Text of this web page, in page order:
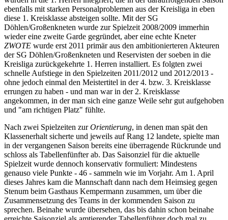
ebenfalls mit starken Personalproblemen aus der Kreisliga in eben
diese 1. Kreisklasse absteigen sollte. Mit der SG
Döhlen/Großenkneten wurde zur Spielzeit 2008/2009 immerhin
wieder eine zweite Garde gegründet, aber eine echte Kneter
ZWOTE wurde erst 2011 primär aus den ambitionierteren Akteuren
der SG Döhlen/Großenkneten und Reservisten der soeben in die
Kreisliga zurückgekehrte 1. Herren installiert. Es folgten zwei
schnelle Aufstiege in den Spielzeiten 2011/2012 und 2012/2013 -
ohne jedoch einmal den Meistertitel in der 4. bzw. 3. Kreisklasse
errungen zu haben - und man war in der 2. Kreisklasse
angekommen, in der man sich eine ganze Weile sehr gut aufgehoben
und "am richtigen Platz" fühlte.
Nach zwei Spielzeiten zurOrientierung, in denen man spät den
Klassenerhalt sicherte und jeweils auf Rang 12 landete, spielte man
in der vergangenen Saison bereits eine überragende Rückrunde und
schloss als Tabellenfünfter ab. Das Saisonziel für die aktuelle
Spielzeit wurde dennoch konservativ formuliert: Mindestens
genauso viele Punkte - 46 - sammeln wie im Vorjahr. Am 1. April
dieses Jahres kam die Mannschaft dann nach dem Heimsieg gegen
Stenum beim Gasthaus Kempermann zusammen, um über die
Zusammensetzung des Teams in der kommenden Saison zu
sprechen. Beinahe wurde übersehen, das bis dahin schon beinahe